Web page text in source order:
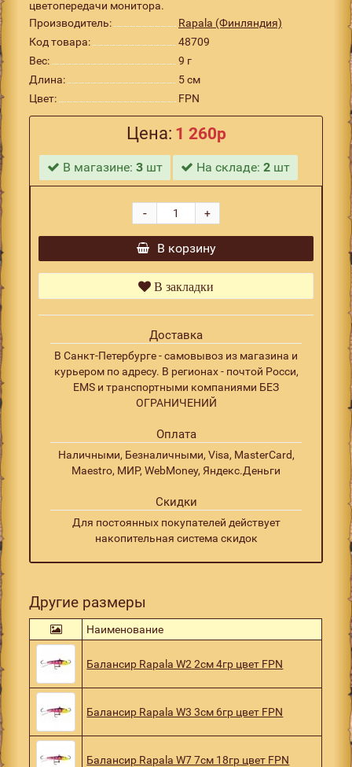
цветопередачи монитора.
Производитель:
Rapala (Финляндия)
Код товара:
48709
Вес:
9 г
Длина:
5 см
Цвет:
FPN
Цена: 1 260р
В магазине:3 шт На складе:2 шт
+
-
В корзину
В закладки
Доставка
В Санкт-Петербурге - самовывоз из магазина и
курьером по адресу. В регионах - почтой Росси,
EMS и транспортными компаниями БЕЗ
ОГРАНИЧЕНИЙ
Оплата
Наличными, Безналичными, Visa, MasterCard,
Maestro, МИР, WebMoney, Яндекс.Деньги
Скидки
Для постоянных покупателей действует
накопительная система скидок
Другие размеры
Наименование
Балансир Rapala W2 2см 4гр цвет FPN
Балансир Rapala W3 3см 6гр цвет FPN
Балансир Rapala W7 7см 18гр цвет FPN